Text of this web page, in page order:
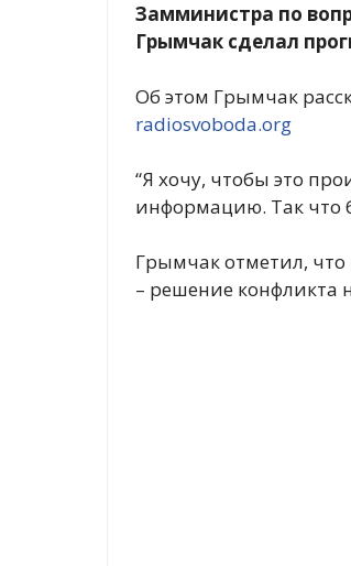
Замминистра по
Грымчак сделал
Об этом Грымчак
radiosvoboda.org
“Я хочу, чтобы это
информацию. Так что
Грымчак отметил, что
– решение конфликта